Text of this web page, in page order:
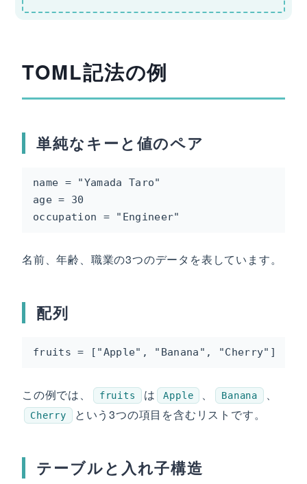
TOML記法の例
単純なキーと値のペア
name = "Yamada Taro"
age = 30
occupation = "Engineer"
名前、年齢、職業の3つのデータを表しています。
配列
fruits = ["Apple", "Banana", "Cherry"]
この例では、 fruits は Apple Banana
Cherry という3つの項目を含むリストです。
テーブルと入れ子構造